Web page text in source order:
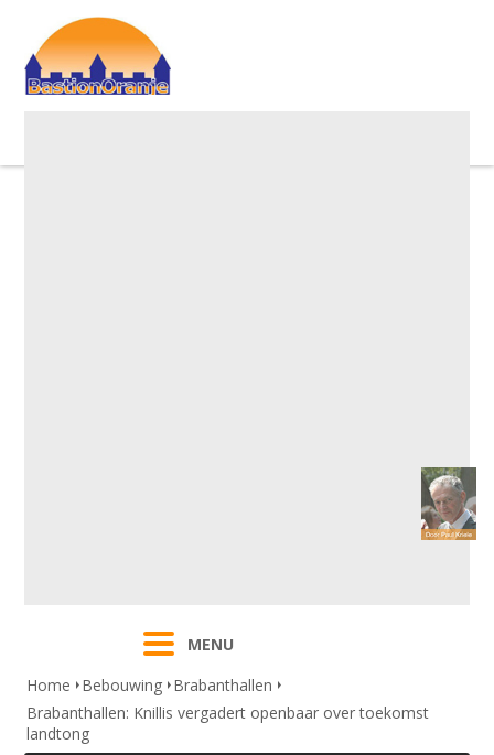
MENU
Home
Bebouwing Brabanthallen
Brabanthallen: Knillis vergadert openbaar over toekomst
landtong